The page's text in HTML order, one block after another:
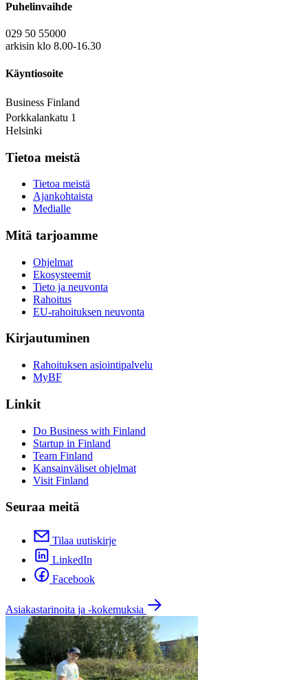
Puhelinvaihde
029 50 55000
arkisin klo 8.00-16.30
Käyntiosoite
Business Finland
Porkkalankatu 1
Helsinki
Tietoa meistä
Tietoa meistä
Ajankohtaista
Medialle
Mitä tarjoamme
Ohjelmat
Ekosysteemit
Tieto ja neuvonta
Rahoitus
EU-rahoituksen neuvonta
Kirjautuminen
Rahoituksen asiointipalvelu
MyBF
Linkit
Do Business with Finland
Startup in Finland
Team Finland
Kansainväliset ohjelmat
Visit Finland
Seuraa meitä
Tilaa uutiskirje
LinkedIn
Facebook
Asiakastarinoita ja -kokemuksia